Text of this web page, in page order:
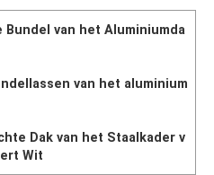
Bundel van het Aluminiumda
van het aluminium
Dak van het Staalkader v
Wit